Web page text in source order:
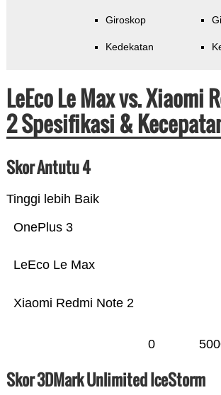
Giroskop
Kedekatan
LeEco Le Max vs. Xiaomi
2 Spesifikasi &
Skor Antutu 4
Tinggi lebih Baik
Xiaomi Redmi Note 2
LeEco Le Max
OnePlus 3
0
Skor 3DMark Unlimited IceStorm